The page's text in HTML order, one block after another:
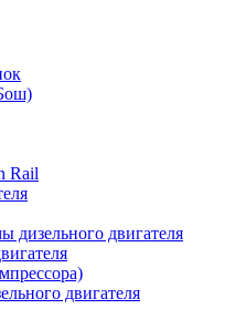
Rail
дизельного двигателя
двигателя